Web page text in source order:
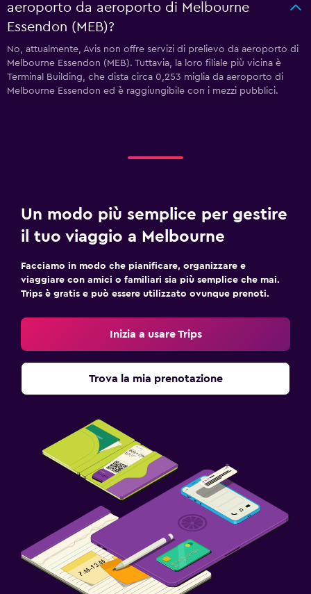
aeroporto da aeroporto di Melbourne
Essendon (MEB)?
No, attualmente, Avis non offre servizi di prelievo da aeroporto di
Melbourne Essendon (MEB). Tuttavia, la loro filiale più vicina è
Terminal Building, che dista circa 0,253 miglia da aeroporto di
Melbourne Essendon ed è raggiungibile con i mezzi pubblici.
Un modo più semplice per gestire
il tuo viaggio a Melbourne
Facciamo in modo che pianificare, organizzare e
viaggiare con amici o familiari sia più semplice che mai.
Trips è gratis e può essere utilizzato ovunque prenoti.
Inizia a usare Trips
Trova la mia prenotazione